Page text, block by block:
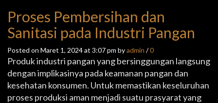
Proses Pembersihan dan
Sanitasi pada Industri Pangan
Posted on Maret 1, 2024 at 3:07 pm byadmin /0
Produk industri pangan yang bersinggungan langsung
dengan implikasinya pada keamanan pangan dan
kesehatan konsumen. Untuk memastikan keseluruhan
proses produksi aman menjadi suatu prasyarat yang